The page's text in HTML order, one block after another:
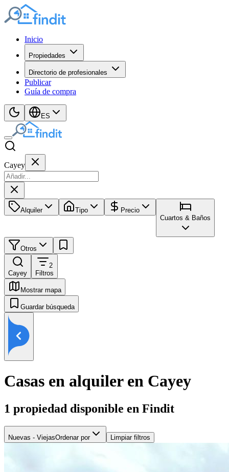
Inicio
Propiedades
Directorio de profesionales
Publicar
Guía de compra
ES
Cayey
Alquiler Tipo
Precio
Cuartos & Baños
Otros
Cayey
2
Filtros
Mostrar mapa
Guardar búsqueda
Casas en alquiler en Cayey
1 propiedad disponible en Findit
Nuevas - ViejasOrdenar por Limpiar filtros